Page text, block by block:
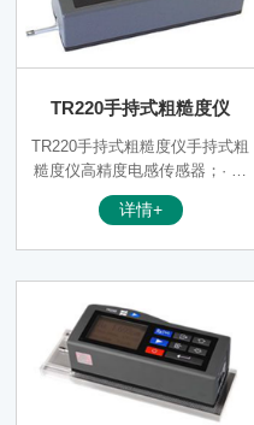
TR220手持式粗糙度仪
TR220手持式粗糙度仪手持式粗
糙度仪高精度电感传感器；· 可
测量显示19个粗糙度参数；·采
用DSP(数字信号处理器)进行数
详情+